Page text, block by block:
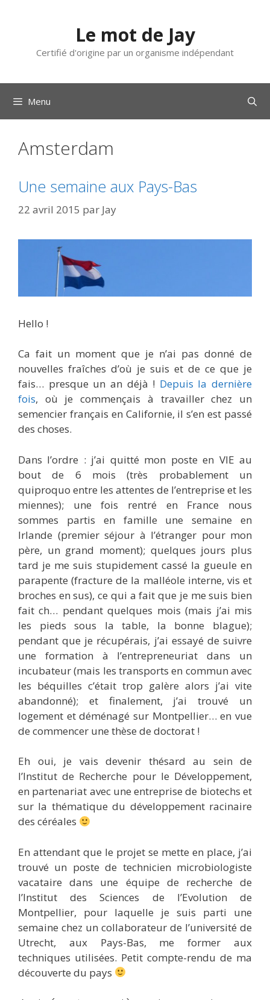
Le mot de Jay
Certifié d'origine par un organisme indépendant
Menu
Amsterdam
Une semaine aux Pays-Bas
22 avril 2015 par Jay
Hello !
Ca fait un moment que je n’ai pas donné de
nouvelles fraîches d’où je suis et de ce que je
fais… presque un an déjà ! Depuis la dernière
fois, où je commençais à travailler chez un
semencier français en Californie, il s’en est passé
des choses.
Dans l’ordre : j’ai quitté mon poste en VIE au
bout de 6 mois (très probablement un
quiproquo entre les attentes de l’entreprise et les
miennes); une fois rentré en France nous
sommes partis en famille une semaine en
Irlande (premier séjour à l’étranger pour mon
père, un grand moment); quelques jours plus
tard je me suis stupidement cassé la gueule en
parapente (fracture de la malléole interne, vis et
broches en sus), ce qui a fait que je me suis bien
fait ch… pendant quelques mois (mais j’ai mis
les pieds sous la table, la bonne blague);
pendant que je récupérais, j’ai essayé de suivre
une formation à l’entrepreneuriat dans un
incubateur (mais les transports en commun avec
les béquilles c’était trop galère alors j’ai vite
abandonné); et finalement, j’ai trouvé un
logement et déménagé sur Montpellier… en vue
de commencer une thèse de doctorat !
Eh oui, je vais devenir thésard au sein de
l’Institut de Recherche pour le Développement,
en partenariat avec une entreprise de biotechs et
sur la thématique du développement racinaire
des céréales
En attendant que le projet se mette en place, j’ai
trouvé un poste de technicien microbiologiste
vacataire dans une équipe de recherche de
l’Institut des Sciences de l’Evolution de
Montpellier, pour laquelle je suis parti une
semaine chez un collaborateur de l’université de
Utrecht, aux Pays-Bas, me former aux
techniques utilisées. Petit compte-rendu de ma
découverte du pays